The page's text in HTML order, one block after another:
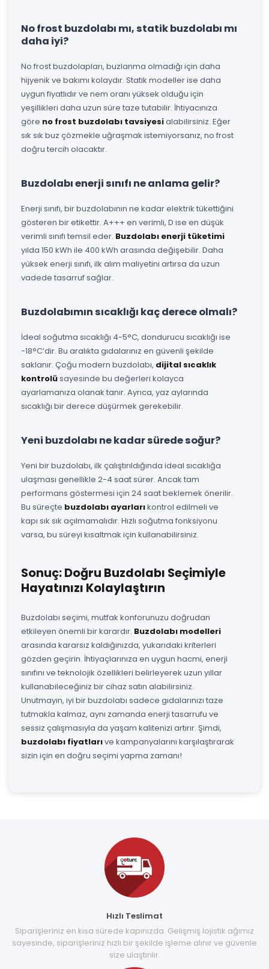
No frost buzdolabı mı, statik buzdolabı mı
daha iyi?
No frost buzdolapları, buzlanma olmadığı için daha
hijyenik ve bakımı kolaydır. Statik modeller ise daha
uygun fiyatlıdır ve nem oranı yüksek olduğu için
yeşillikleri daha uzun süre taze tutabilir. İhtiyacınıza
göre no frost buzdolabı tavsiyesialabilirsiniz. Eğer
sık sık buz çözmekle uğraşmak istemiyorsanız, no frost
doğru tercih olacaktır.
Buzdolabı enerji sınıfı ne anlama gelir?
Enerji sınıfı, bir buzdolabının ne kadar elektrik tükettiğini
gösteren bir etikettir. A+++ en verimli, D ise en düşük
verimli sınıfı temsil eder. Buzdolabı enerji tüketimi
yılda 150 kWh ile 400 kWh arasında değişebilir. Daha
yüksek enerji sınıfı, ilk alım maliyetini artırsa da uzun
vadede tasarruf sağlar.
Buzdolabımın sıcaklığı kaç derece olmalı?
İdeal soğutma sıcaklığı 4-5°C, dondurucu sıcaklığı ise
-18°C’dir. Bu aralıkta gıdalarınız en güvenli şekilde
saklanır. Çoğu modern buzdolabı, dijital sıcaklık
kontrolüsayesinde bu değerleri kolayca
ayarlamanıza olanak tanır. Ayrıca, yaz aylarında
sıcaklığı bir derece düşürmek gerekebilir.
Yeni buzdolabı ne kadar sürede soğur?
Yeni bir buzdolabı, ilk çalıştırıldığında ideal sıcaklığa
ulaşması genellikle 2-4 saat sürer. Ancak tam
performans göstermesi için 24 saat beklemek önerilir.
Bu süreçte buzdolabı ayarlarıkontrol edilmeli ve
kapı sık sık açılmamalıdır. Hızlı soğutma fonksiyonu
varsa, bu süreyi kısaltmak için kullanabilirsiniz.
Sonuç: Doğru Buzdolabı Seçimiyle
Hayatınızı Kolaylaştırın
Buzdolabı seçimi, mutfak konforunuzu doğrudan
etkileyen önemli bir karardır. Buzdolabı modelleri
arasında kararsız kaldığınızda, yukarıdaki kriterleri
gözden geçirin. İhtiyaçlarınıza en uygun hacmi, enerji
sınıfını ve teknolojik özellikleri belirleyerek uzun yıllar
kullanabileceğiniz bir cihaz satın alabilirsiniz.
Unutmayın, iyi bir buzdolabı sadece gıdalarınızı taze
tutmakla kalmaz, aynı zamanda enerji tasarrufu ve
sessiz çalışmasıyla da yaşam kalitenizi artırır. Şimdi,
buzdolabı fiyatlarıve kampanyalarını karşılaştırarak
sizin için en doğru seçimi yapma zamanı!
Hızlı Teslimat
Siparişleriniz en kısa sürede kapınızda. Gelişmiş lojistik ağımız
sayesinde, siparişleriniz hızlı bir şekilde işleme alınır ve güvenle
size ulaştırılır.